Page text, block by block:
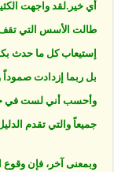
أي خير.لقد واجهت
طالت الأسس التي تقف
إستيعاب كل ما حدث
بل ربما إزدادت صموداً
وأحسب أني لست في
جميعاً والتي تقدم
وبمعنى آخر، فإن وقوع